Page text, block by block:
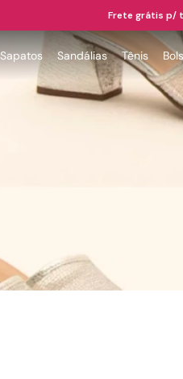
Frete grátis p/
Sapatos Sandálias Tênis